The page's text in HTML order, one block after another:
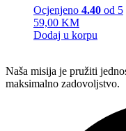
Ocjenjeno 4.40 od 5
59,00 KM
Dodaj u korpu
Naša misija je pružiti
maksimalno zadovoljstvo.